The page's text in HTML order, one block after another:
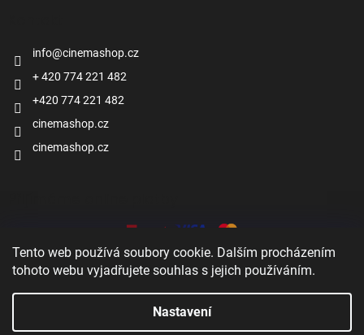
Tento web používá soubory cookie. Dalším procházením
tohoto webu vyjadřujete souhlas s jejich používáním.
Nastavení
info@cinemashop.cz
+ 420 774 221 482
+420 774 221 482
cinemashop.cz
cinemashop.cz
Vytvořil Shoptet